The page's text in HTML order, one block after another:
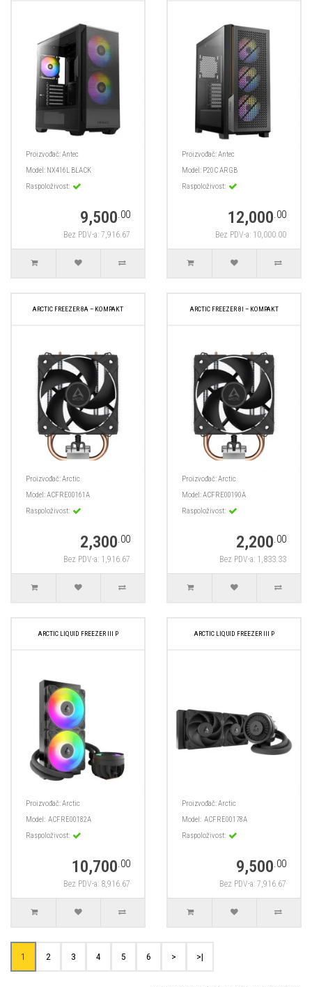
Proizvođač:Antec
Model: NX416L BLACK
Raspoloživost:
9,500.00
Bez PDV-a: 7,916.67
Proizvođač:Antec
Model: P20C ARGB
Raspoloživost:
12,000.00
Bez PDV-a: 10,000.00
ARCTIC FREEZER 8A – KOMPAKT
Proizvođač:Arctic
Model:ACFRE00161A
Raspoloživost:
2,300.00
Bez PDV-a: 1,916.67
ARCTIC FREEZER 8I – KOMPAKT
Proizvođač:Arctic
Model:ACFRE00190A
Raspoloživost:
2,200.00
Bez PDV-a: 1,833.33
ARCTIC LIQUID FREEZER III P
Proizvođač:Arctic
Model: ACFRE00182A
Raspoloživost:
10,700.00
Bez PDV-a: 8,916.67
ARCTIC LIQUID FREEZER III P
Proizvođač:Arctic
Model: ACFRE00178A
Raspoloživost:
9,500.00
Bez PDV-a: 7,916.67
1 2 3 4 5 6 > >|